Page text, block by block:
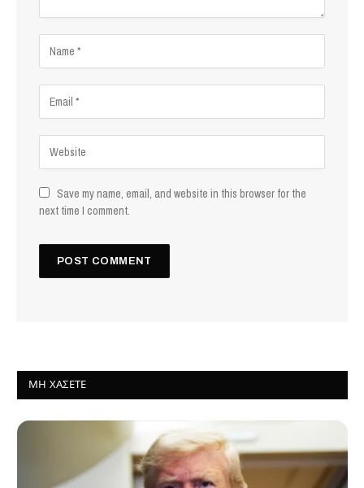
Save my name, email, and website in this browser for the
next time I comment.
ΜΗ ΧΆΣΕΤΕ